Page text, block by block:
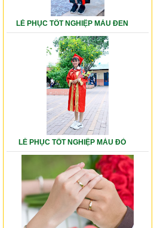
LỄ PHỤC TỐT NGHIỆP MÀU ĐEN
LỄ PHỤC TỐT NGHIỆP MÀU ĐỎ